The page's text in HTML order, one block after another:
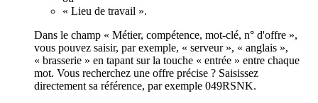
« Lieu de travail ».
Dans le champ « Métier, compétence, mot-clé, n° d'offre »,
vous pouvez saisir, par exemple, « serveur », « anglais »,
« brasserie » en tapant sur la touche « entrée » entre chaque
mot. Vous recherchez une offre précise ? Saisissez
directement sa référence, par exemple 049RSNK.